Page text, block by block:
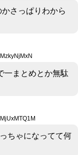
さっぱりわから
一まとめとか無駄
ちゃになってて何